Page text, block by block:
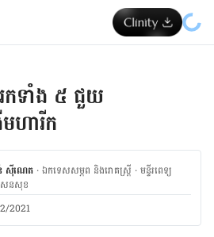
កទាំង ៥ ជួយ
ហារីក
ន់ ស៊ីណេត ·ឯកទេសសម្ភព និងរោគស្ត្រី ·ម​ន្ទីរពេទ្យ
សែនសុខ
2021